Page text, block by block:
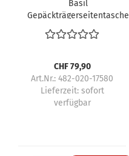
Basil
Gepäckträgerseitentasche
Sport Design
CHF 79,90
Art.Nr.: 482-020-17580
Lieferzeit: sofort
verfügbar